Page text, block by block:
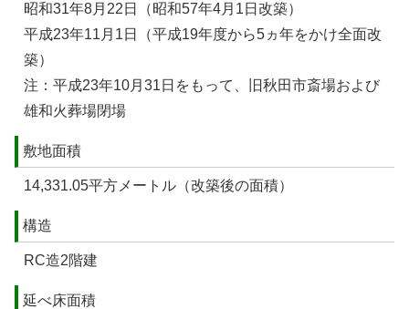
昭和31年8月22日（昭和57年4月1日改築）
平成23年11月1日（平成19年度から5ヵ年をかけ全面改
築）
注：平成23年10月31日をもって、旧秋田市斎場および
雄和火葬場閉場
敷地面積
14,331.05平方メートル（改築後の面積）
構造
RC造2階建
延べ床面積